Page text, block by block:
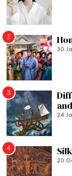
2
30
3
24
4
20